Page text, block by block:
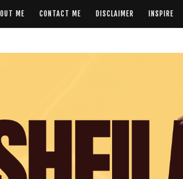
ME CONTACT ME DISCLAIMER INSPIRE